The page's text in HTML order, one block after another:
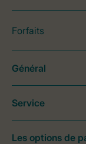
Forfaits
Général
Service
Les options de